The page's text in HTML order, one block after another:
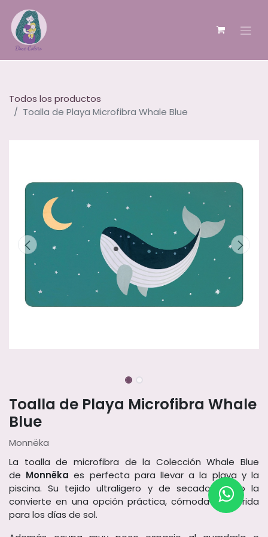
Todos los productos
Toalla de Playa Microfibra Whale Blue
Toalla de Playa Microfibra Whale
Blue
Monnëka
La toalla de microfibra de la Colección Whale Blue
de Monnëka es perfecta para llevar a la playa y la
piscina. Su tejido ultraligero y de secado rápido la
convierte en una opción práctica, cómoda y colorida
para los días de sol.